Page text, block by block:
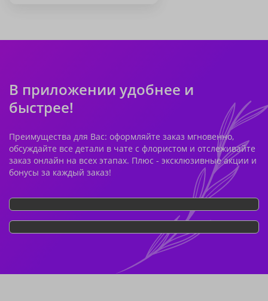
В приложении удобнее и
быстрее!
Преимущества для Вас: оформляйте заказ мгновенно,
обсуждайте все детали в чате с флористом и отслеживайте
заказ онлайн на всех этапах. Плюс - эксклюзивные акции и
бонусы за каждый заказ!